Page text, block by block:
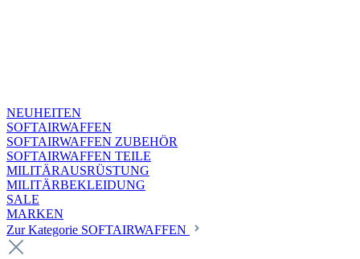
NEUHEITEN
SOFTAIRWAFFEN
SOFTAIRWAFFEN ZUBEHÖR
SOFTAIRWAFFEN TEILE
MILITÄRAUSRÜSTUNG
MILITÄRBEKLEIDUNG
SALE
MARKEN
Zur Kategorie SOFTAIRWAFFEN